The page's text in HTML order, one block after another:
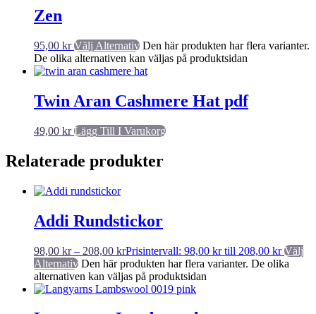
Zen
95,00 kr Välj Alternativ Den här produkten har flera varianter.
De olika alternativen kan väljas på produktsidan
Twin Aran Cashmere Hat pdf
49,00 kr Lägg Till I Varukorg
Relaterade produkter
Addi Rundstickor
98,00 kr – 208,00 krPrisintervall: 98,00 kr till 208,00 kr Välj
Alternativ Den här produkten har flera varianter. De olika
alternativen kan väljas på produktsidan